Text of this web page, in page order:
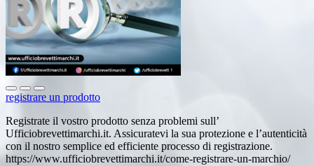
registrare un prodotto
Registrate il vostro prodotto senza problemi sull’
Ufficiobrevettimarchi.it. Assicuratevi la sua protezione e l’autenticità
con il nostro semplice ed efficiente processo di registrazione.
https://www.ufficiobrevettimarchi.it/come-registrare-un-marchio/